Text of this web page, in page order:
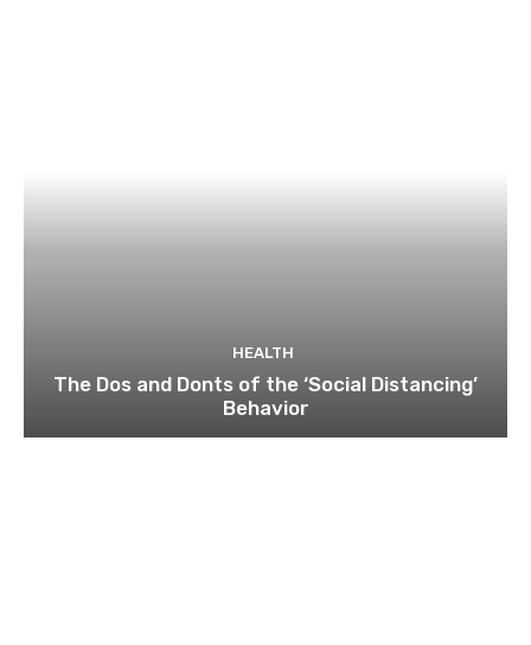
HEALTH
The Dos and Donts of the ‘Social Distancing’
Behavior